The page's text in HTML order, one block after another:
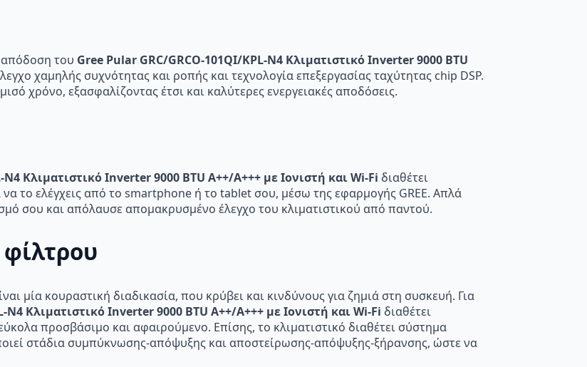
του Gree Pular GRC/GRCO-101QI/KPL-N4 Κλιματιστικό Inverter 9000 BTU
χαμηλής συχνότητας και ροπής και τεχνολογία επεξεργασίας ταχύτητας chip DSP.
χρόνο, εξασφαλίζοντας έτσι και καλύτερες ενεργειακές αποδόσεις.
Κλιματιστικό Inverter 9000 BTU A++/A+++ με Ιονιστή και Wi-Fi διαθέτει
το ελέγχεις από το smartphone ή το tablet σου, μέσω της εφαρμογής GREE. Απλά
σου και απόλαυσε απομακρυσμένο έλεγχο του κλιματιστικού από παντού.
μία κουραστική διαδικασία, που κρύβει και κινδύνους για ζημιά στη συσκευή. Για
N4 Κλιματιστικό Inverter 9000 BTU A++/A+++ με Ιονιστή και Wi-Fi διαθέτει
προσβάσιμο και αφαιρούμενο. Επίσης, το κλιματιστικό διαθέτει σύστημα
στάδια συμπύκνωσης-απόψυξης και αποστείρωσης-απόψυξης-ξήρανσης, ώστε να